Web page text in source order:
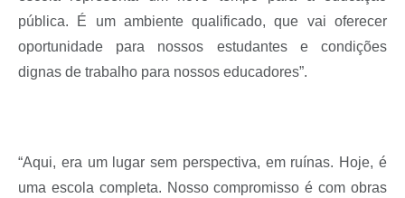
pública. É um ambiente qualificado, que vai oferecer
oportunidade para nossos estudantes e condições
dignas de trabalho para nossos educadores”.
“Aqui, era um lugar sem perspectiva, em ruínas. Hoje, é
uma escola completa. Nosso compromisso é com obras